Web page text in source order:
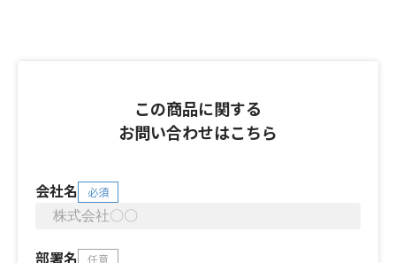
この商品に関する
お問い合わせはこちら
会社名 必須
部署名 任意